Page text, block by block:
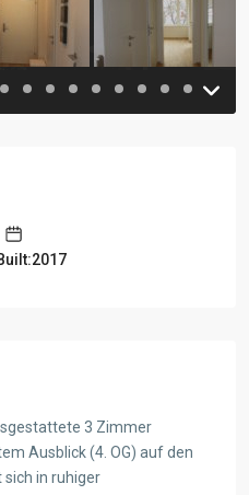
3 Zimmer
Ausblick (4. OG) auf den
in ruhiger